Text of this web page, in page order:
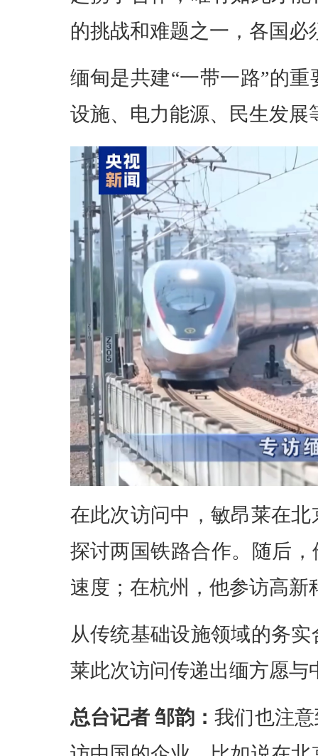
的挑战和难题之一，各国必
缅甸是共建“一带一路”的
设施、电力能源、民生发
在此次访问中，敏昂莱在
探讨两国铁路合作。随后
速度；在杭州，他参访高新
从传统基础设施领域的务
莱此次访问传递出缅方愿
总台记者 邹韵：我们也注